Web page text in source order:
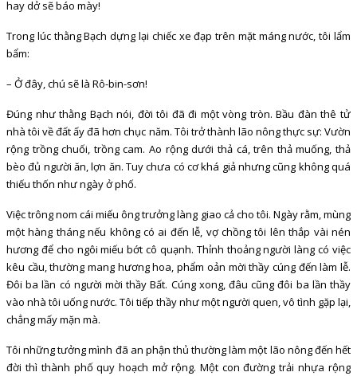
hay dở sẽ báo mày!
Trong lúc thằng Bạch dựng lại chiếc xe đạp trên mặt máng nước, tôi lẩm
bẩm:
– Ở đây, chú sẽ là Rô-bin-sơn!
Đúng như thằng Bạch nói, đời tôi đã đi một vòng tròn. Bầu đàn thê tử
nhà tôi về đất ấy đã hơn chục năm. Tôi trở thành lão nông thực sự: Vườn
rộng trồng chuối, trồng cam. Ao rộng dưới thả cá, trên thả muống, thả
bèo đủ người ăn, lợn ăn. Tuy chưa có cơ khá giả nhưng cũng không quá
thiếu thốn như ngày ở phố.
Việc trông nom cái miếu ông trưởng làng giao cả cho tôi. Ngày rằm, mùng
một hàng tháng nếu không có ai đến lễ, vợ chồng tôi lên thắp vài nén
hương để cho ngôi miếu bớt cô quạnh. Thỉnh thoảng người làng có việc
kêu cầu, thường mang hương hoa, phẩm oản mời thầy cúng đến làm lễ.
Đôi ba lần có người mời thầy Bất. Cúng xong, đâu cũng đôi ba lần thầy
vào nhà tôi uống nước. Tôi tiếp thầy như một người quen, vô tình gặp lại,
chẳng mấy mặn mà.
Tôi những tưởng mình đã an phận thủ thường làm một lão nông đến hết
đời thì thành phố quy hoạch mở rộng. Một con đường trải nhựa rộng